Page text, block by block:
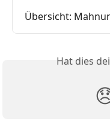
Übersicht:
Hat dies